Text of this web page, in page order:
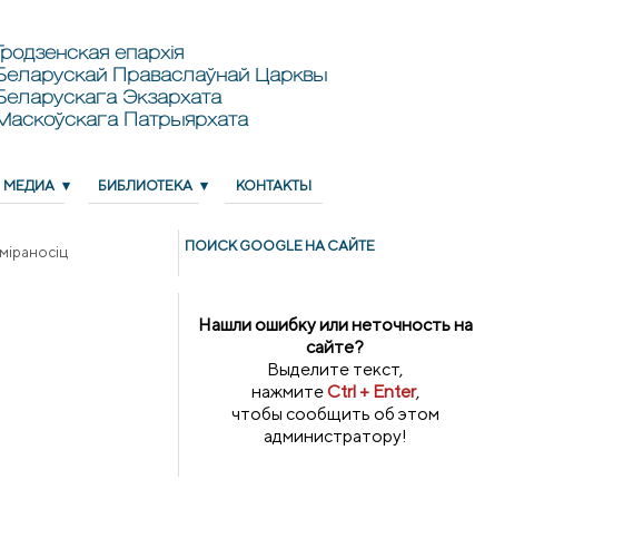
Гродзенская епархія
Праваслаўнай Царквы
Экзархата
Патрыярхата
МЕДИА БИБЛИОТЕКА КОНТАКТЫ
ПОИСК GOОGLE НА САЙТЕ
Нашли ошибку или неточность на
сайте?
Выделите текст,
нажмитеCtrl + Enter,
чтобы сообщить об этом
администратору!